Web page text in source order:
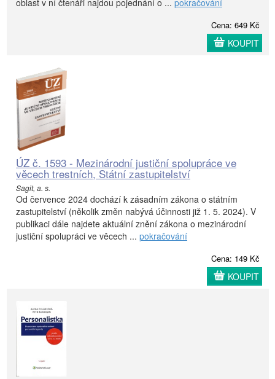
Cena: 649 Kč
KOUPIT
ÚZ č. 1593 - Mezinárodní justiční spolupráce ve
věcech trestních, Státní zastupitelství
Sagit, a. s.
Od července 2024 dochází k zásadním zákona o státním
zastupitelství (několik změn nabývá účinnosti již 1. 5. 2024). V
publikaci dále najdete aktuální znění zákona o mezinárodní
justiční spolupráci ve věcech ... pokračování
Cena: 149 Kč
KOUPIT